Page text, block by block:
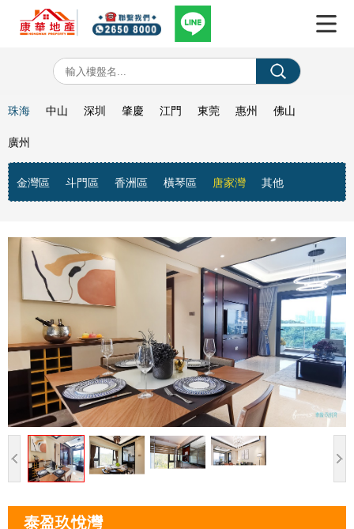
珠海
金灣區 斗門區 香洲區 橫琴區 唐家灣 其他
中山 深圳 肇慶 江門 東莞 惠州 佛山
廣州
泰盈玖悅灣